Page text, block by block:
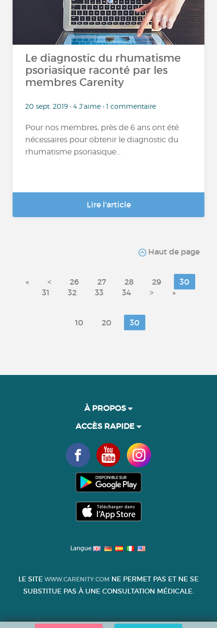
Le diagnostic du rhumatisme
psoriasique raconté par les
membres Carenity
20 sept. 2019 • 4 J'aime • 1 commentaire
Pour nos membres, près de 6 ans ont été
nécessaires pour obtenir le diagnostic du
rhumatisme psoriasique...
Lire l'article
Haut de page
« < 26 27 28 29
30
31
32 33 34 > »
10 20 30
À PROPOS
ACCÈS RAPIDE
Langue
LE SITE WWW.CARENITY.COM NE PERMET PAS ET NE SE
SUBSTITUE PAS À UNE CONSULTATION MÉDICALE.